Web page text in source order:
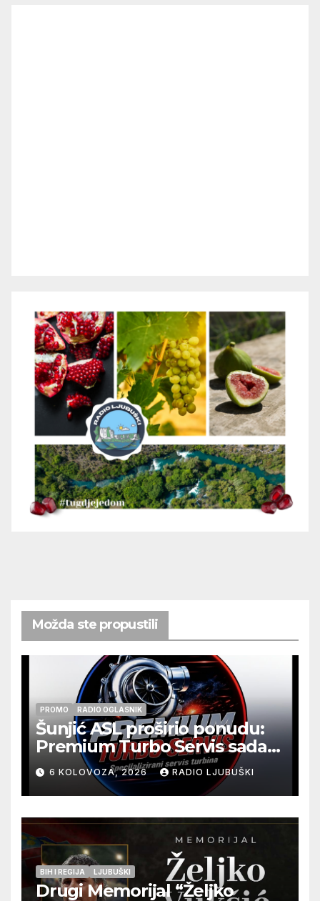
Možda ste propustili
PROMO RADIO OGLASNIK
Šunjić ASL proširio ponudu:
Premium Turbo Servis sada
na jednoj adresi u Ljubuškom
6 KOLOVOZA, 2026 RADIO LJUBUŠKI
BIH I REGIJA LJUBUŠKI
Drugi Memorijal “Željko